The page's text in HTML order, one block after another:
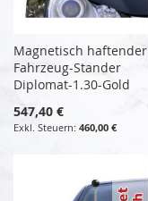
Magnetisch haftender
Fahrzeug-Stander
Diplomat-1.30-Gold
547,40 €
460,00 €